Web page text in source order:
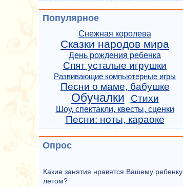
Популярное
Снежная королева
Сказки народов мира
День рождения ребенка
Спят усталые игрушки
Развивающие компьютерные игры
Песни о маме, бабушке
Обучалки Стихи
Шоу, спектакли, квесты, сценки
Песни: ноты, караоке
Опрос
Какие занятия нравятся Вашему ребенку
летом?